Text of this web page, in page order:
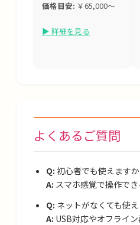
価格目安: ￥65,000〜
▶ 詳細を見る
よくあるご質問
Q: 初心者でも使えますか
A: スマホ感覚で操作でき
Q: ネットがなくても使
A: USB対応やオフライ